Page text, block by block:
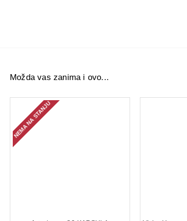
Možda vas zanima i ovo...
NEMA NA STANJU